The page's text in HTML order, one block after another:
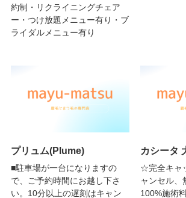
約制・リクライニングチェア
ー・つけ放題メニュー有り・ブ
ライダルメニュー有り
プリュム(Plume)
■駐車場が一台になりますの
で、ご予約時間にお越し下さ
い。10分以上の遅刻はキャン
カシータ
☆完全キャ
ャンセル、
100%施術